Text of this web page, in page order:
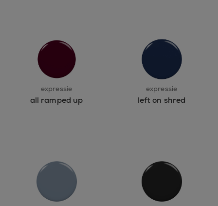
expressie
all ramped up
expressie
left on shred